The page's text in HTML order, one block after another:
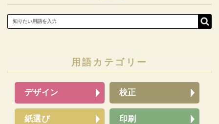
用語カテゴリー
デザイン 校正
紙選び 印刷